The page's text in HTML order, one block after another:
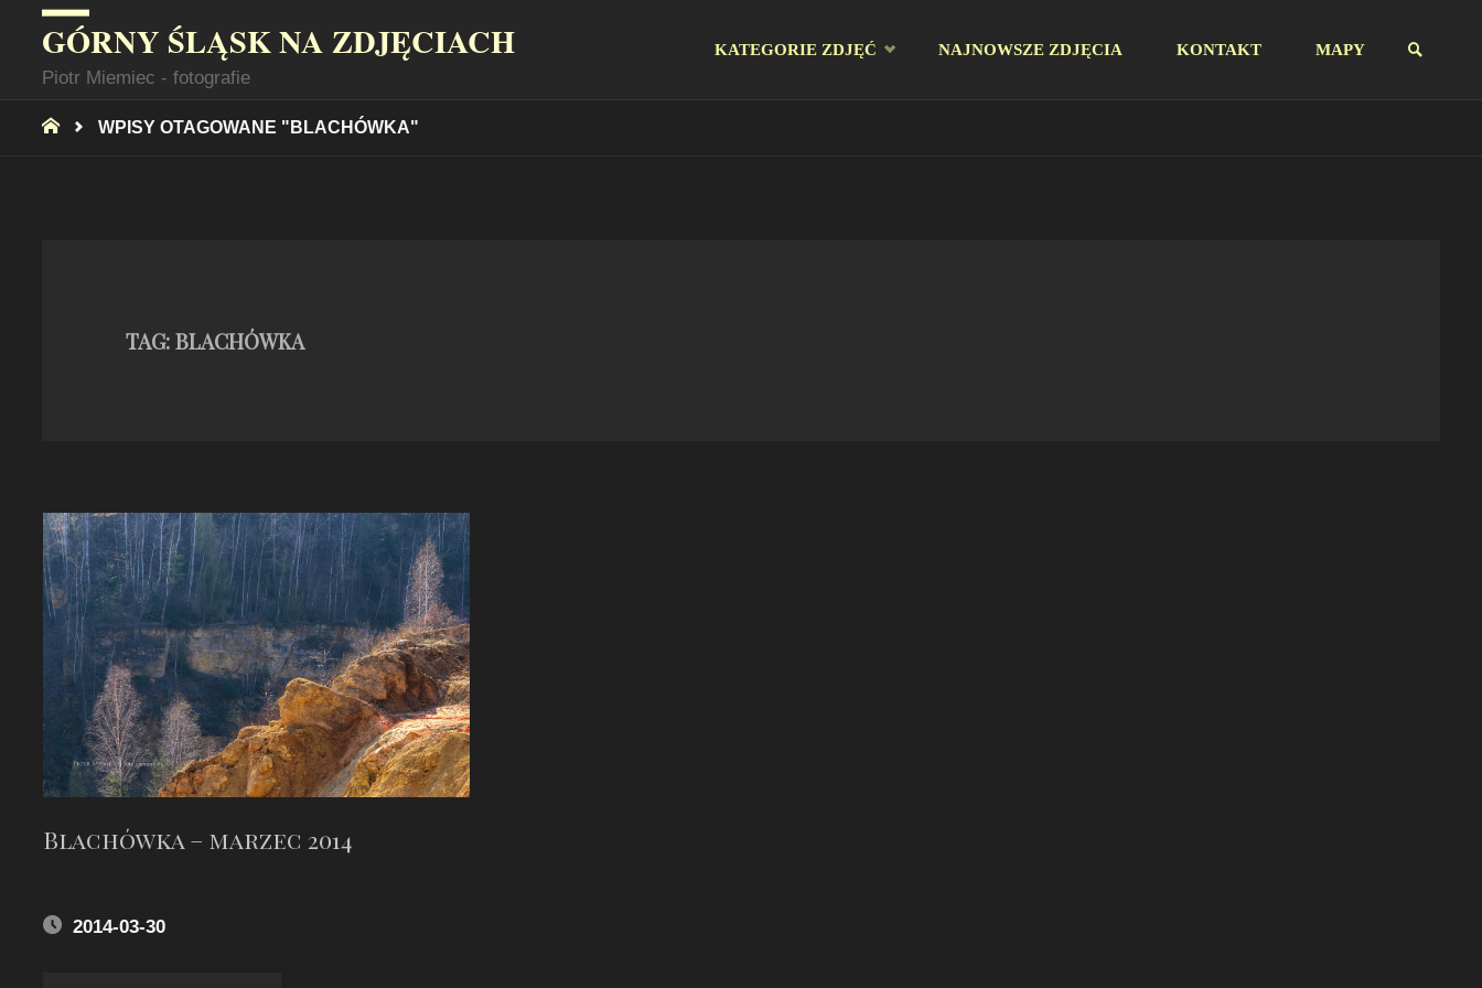
GÓRNY ŚLĄSK NA ZDJĘCIACH
Piotr Miemiec - fotografie
KATEGORIE ZDJĘĆ NAJNOWSZE ZDJĘCIA KONTAKT MAPY
STRONA
WPISY OTAGOWANE "BLACHÓWKA"
TAG:BLACHÓWKA
Blachówka – marzec 2014
2014-03-30